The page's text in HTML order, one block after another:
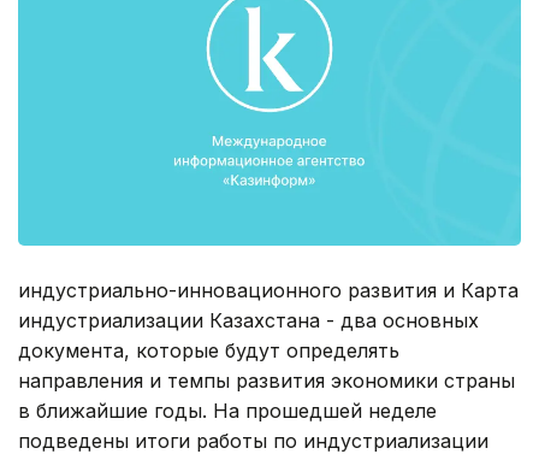
индустриально-инновационного развития и Карта
индустриализации Казахстана - два основных
документа, которые будут определять
направления и темпы развития экономики страны
в ближайшие годы. На прошедшей неделе
подведены итоги работы по индустриализации